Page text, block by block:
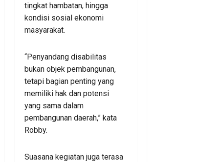
tingkat hambatan, hingga
kondisi sosial ekonomi
masyarakat.
“Penyandang disabilitas
bukan objek pembangunan,
tetapi bagian penting yang
memiliki hak dan potensi
yang sama dalam
pembangunan daerah,” kata
Robby.
Suasana kegiatan juga terasa